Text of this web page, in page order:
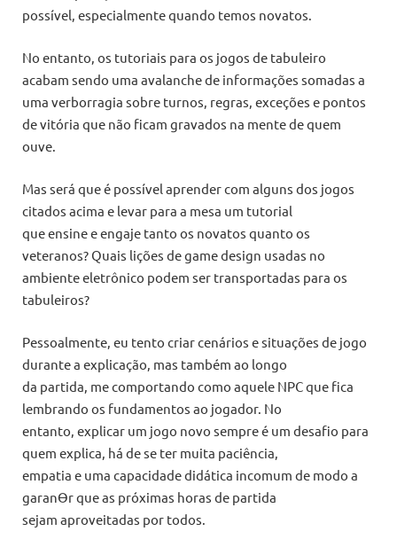
possível, especialmente quando temos novatos.
No entanto, os tutoriais para os jogos de tabuleiro
acabam sendo uma avalanche de informações somadas a
uma verborragia sobre turnos, regras, exceções e pontos
de vitória que não ficam gravados na mente de quem
ouve.
Mas será que é possível aprender com alguns dos jogos
citados acima e levar para a mesa um tutorial
que ensine e engaje tanto os novatos quanto os
veteranos? Quais lições de game design usadas no
ambiente eletrônico podem ser transportadas para os
tabuleiros?
Pessoalmente, eu tento criar cenários e situações de jogo
durante a explicação, mas também ao longo
da partida, me comportando como aquele NPC que fica
lembrando os fundamentos ao jogador. No
entanto, explicar um jogo novo sempre é um desafio para
quem explica, há de se ter muita paciência,
empatia e uma capacidade didática incomum de modo a
garanƟr que as próximas horas de partida
sejam aproveitadas por todos.